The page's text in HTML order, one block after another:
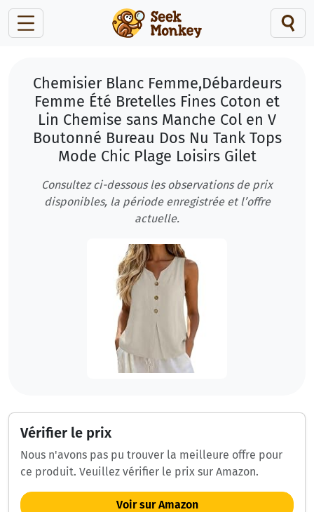
Chemisier Blanc Femme,Débardeurs
Femme Été Bretelles Fines Coton et
Lin Chemise sans Manche Col en V
Boutonné Bureau Dos Nu Tank Tops
Mode Chic Plage Loisirs Gilet
Consultez ci-dessous les observations de prix
disponibles, la période enregistrée et l’offre
actuelle.
Vérifier le prix
Nous n'avons pas pu trouver la meilleure offre pour
ce produit. Veuillez vérifier le prix sur Amazon.
Voir sur Amazon